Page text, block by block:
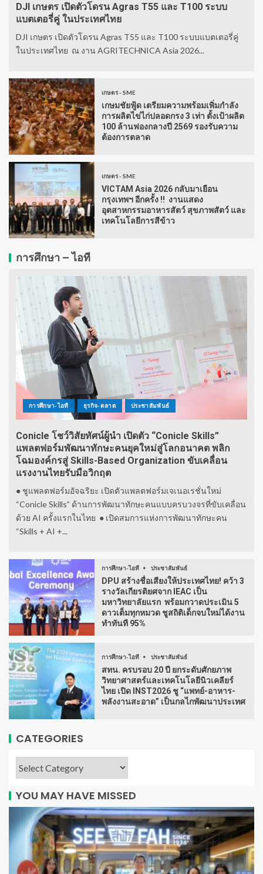
DJI เกษตร เปิดตัวโดรน Agras T55 และ T100 ระบบ
แบตเตอรี่คู่ ในประเทศไทย
DJI เกษตร เปิดตัวโดรน Agras T55 และ T100 ระบบแบตเตอรี่คู่
ในประเทศไทย ณ งาน AGRITECHNICA Asia 2026...
เกษตร - SME
เกษมชัยฟู้ด เตรียมความพร้อมเพิ่มกำลัง
การผลิตไข่ไก่ปลอดกรง 3 เท่า ตั้งเป้าผลิต
100 ล้านฟองกลางปี 2569 รองรับความ
ต้องการตลาด
เกษตร - SME
VICTAM Asia 2026 กลับมาเยือน
กรุงเทพฯ อีกครั้ง !! งานแสดง
อุตสาหกรรมอาหารสัตว์ สุขภาพสัตว์ และ
เทคโนโลยีการสีข้าว
การศึกษา – ไอที
การศึกษา-ไอที ธุรกิจ-ตลาด ประชาสัมพันธ์
Conicle โชว์วิสัยทัศน์ผู้นำ เปิดตัว “Conicle Skills”
แพลตฟอร์มพัฒนาทักษะคนยุคใหม่สู่โลกอนาคต พลิก
โฉมองค์กรสู่ Skills-Based Organization ขับเคลื่อน
แรงงานไทยรับมือวิกฤต
● ชูแพลตฟอร์มอัจฉริยะ เปิดตัวแพลตฟอร์มเจเนอเรชั่นใหม่
“Conicle Skills” ด้านการพัฒนาทักษะคนแบบครบวงจรที่ขับเคลื่อน
ด้วย AI ครั้งแรกในไทย ● เปิดสมการแห่งการพัฒนาทักษะคน
“Skills + AI +...
การศึกษา-ไอที ประชาสัมพันธ์
DPU สร้างชื่อเสียงให้ประเทศไทย! คว้า 3
รางวัลเกียรติยศจาก IEAC เป็น
มหาวิทยาลัยแรก พร้อมกวาดประเมิน 5
ดาวเต็มทุกหมวด ชูสถิติเด็กจบใหม่ได้งาน
ทำทันที 95%
การศึกษา-ไอที ประชาสัมพันธ์
สทน. ครบรอบ 20 ปี ยกระดับศักยภาพ
วิทยาศาสตร์และเทคโนโลยีนิวเคลียร์
ไทย เปิด INST2026 ชู “แพทย์-อาหาร-
พลังงานสะอาด” เป็นกลไกพัฒนาประเทศ
CATEGORIES
YOU MAY HAVE MISSED